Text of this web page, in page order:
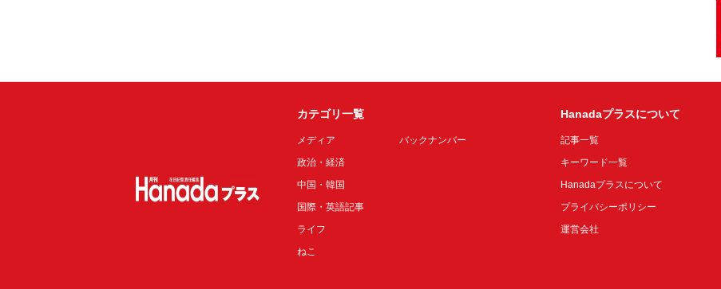
カテゴリ一覧
メディア
政治・経済
中国・韓国
国際・英語記事
ライフ
ねこ
バックナンバー
Hanadaプラスについて
記事一覧
キーワード一覧
Hanadaプラスについて
プライバシーポリシー
運営会社